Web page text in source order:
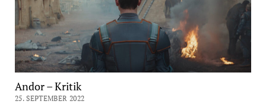
Andor – Kritik
25. SEPTEMBER 2022